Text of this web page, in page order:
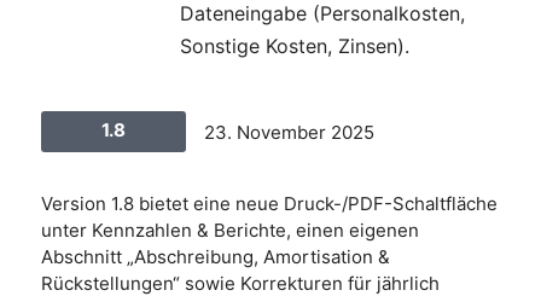
Dateneingabe (Personalkosten,
Sonstige Kosten, Zinsen).
1.8 23. November 2025
Version 1.8 bietet eine neue Druck-/PDF-Schaltfläche
unter Kennzahlen & Berichte, einen eigenen
Abschnitt „Abschreibung, Amortisation &
Rückstellungen“ sowie Korrekturen für jährlich